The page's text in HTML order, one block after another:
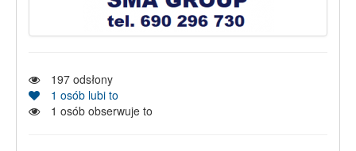
197 odsłony
1 osób lubi to
1 osób obserwuje to